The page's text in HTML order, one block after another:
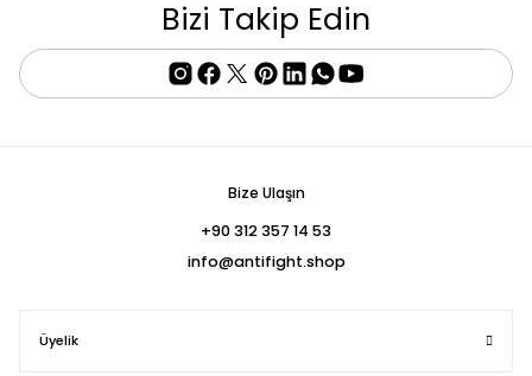
Bizi Takip Edin
Bize Ulaşın
+90 312 357 14 53
info@antifight.shop
Üyelik